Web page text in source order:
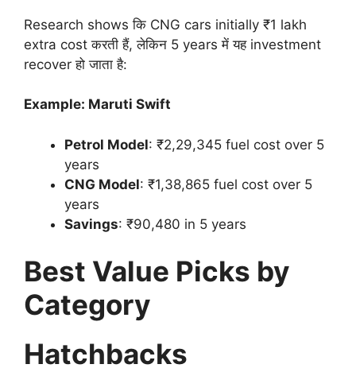
Research shows कि CNG cars initially ₹1 lakh
extra cost करती हैं, लेकिन 5 years में यह investment
recover हो जाता है:
Example: Maruti Swift
Petrol Model: ₹2,29,345 fuel cost over 5
years
CNG Model: ₹1,38,865 fuel cost over 5
years
Savings: ₹90,480 in 5 years
Best Value Picks by
Category
Hatchbacks